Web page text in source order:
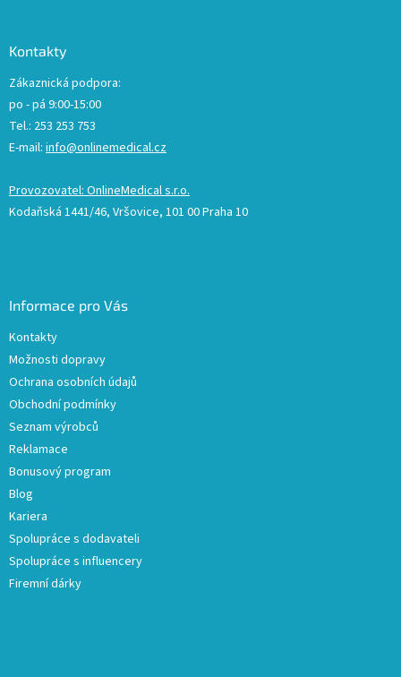
Kontakty
Zákaznická podpora:
po - pá 9:00-15:00
Tel.: 253 253 753
E-mail: info@onlinemedical.cz
Provozovatel: OnlineMedical s.r.o.
Kodaňská 1441/46, Vršovice, 101 00 Praha 10
Informace pro Vás
Kontakty
Možnosti dopravy
Ochrana osobních údajů
Obchodní podmínky
Seznam výrobců
Reklamace
Bonusový program
Blog
Kariera
Spolupráce s dodavateli
Spolupráce s influencery
Firemní dárky